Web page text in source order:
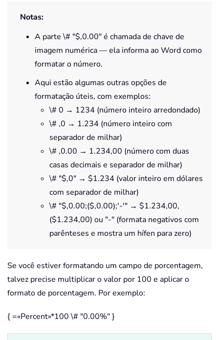
Notas:
A parte \# "$,0.00" é chamada de chave de
imagem numérica — ela informa ao Word como
formatar o número.
Aqui estão algumas outras opções de
formatação úteis, com exemplos:
\# 0 → 1234 (número inteiro arredondado)
\# ,0 → 1.234 (número inteiro com
separador de milhar)
\# ,0.00 → 1.234,00 (número com duas
casas decimais e separador de milhar)
\# "$,0" → $1.234 (valor inteiro em dólares
com separador de milhar)
\# "$,0.00;($,0.00);'-'" → $1.234,00,
($1.234,00) ou "-" (formata negativos com
parênteses e mostra um hífen para zero)
Se você estiver formatando um campo de porcentagem,
talvez precise multiplicar o valor por 100 e aplicar o
formato de porcentagem. Por exemplo:
{ =«Percent»*100 \# "0.00%" }